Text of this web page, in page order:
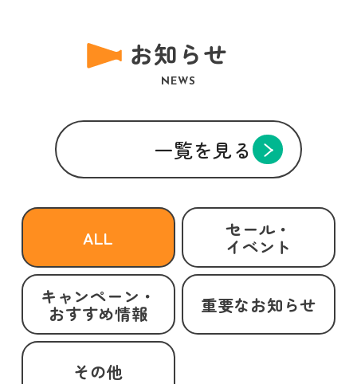
お知らせ
NEWS
一覧を見る
ALL セール・
イベント
キャンペーン・
おすすめ情報 重要なお知らせ
その他